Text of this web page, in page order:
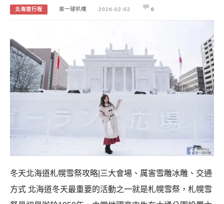
北海道行程 來一球叭噗 2026-02-02 0
冬天北海道札幌雪祭攻略|三大會場、厲害雪雕冰雕、交通
方式 北海道冬天最重要的活動之一就是札幌雪祭，札幌雪